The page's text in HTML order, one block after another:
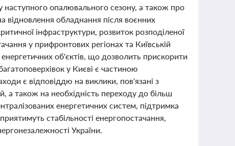
наступного опалювального сезону, а також про
відновлення обладнання після воєнних
інфраструктури, розвиток розподіленої
у прифронтових регіонах та Київській
об'єктів, що дозволить прискорити
у Києві є частиною
є відповіддю на виклики, пов'язані з
а також на необхідність переходу до більш
енергетичних систем, підтримка
стабільності енергопостачання,
України.